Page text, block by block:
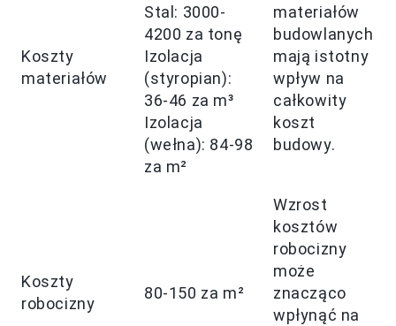
Koszty
materiałów
Stal: 3000-
4200 za tonę
Izolacja
(styropian):
36-46 za m³
Izolacja
(wełna): 84-98
za m²
materiałów
budowlanych
mają istotny
wpływ na
całkowity
koszt
budowy.
Koszty
robocizny
80-150 za m²
Wzrost
kosztów
robocizny
może
znacząco
wpłynąć na